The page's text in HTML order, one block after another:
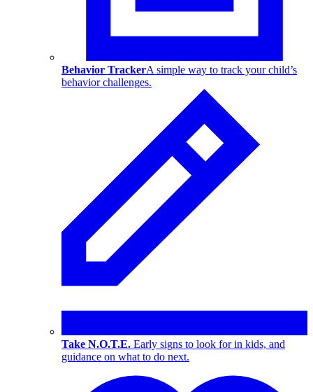
Behavior TrackerA simple way to track your child’s
behavior challenges.
Take N.O.T.E. Early signs to look for in kids, and
guidance on what to do next.